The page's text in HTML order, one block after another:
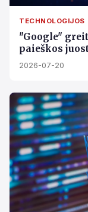
TECHNOLOGIJOS
"Google"
paieškos
2026-07-20